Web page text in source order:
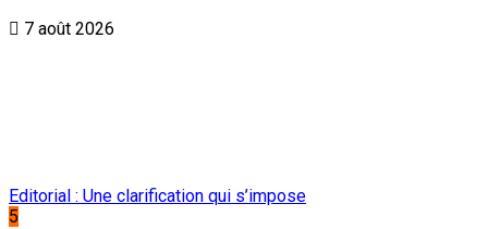
7 août 2026
Editorial : Une clarification qui s’impose
5